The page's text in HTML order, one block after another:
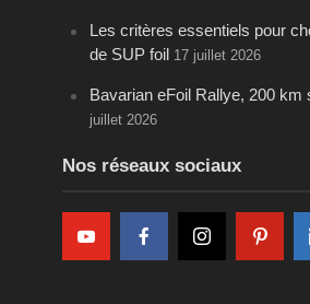
Les critères essentiels pour
de SUP foil 17 juillet 2026
Bavarian eFoil Rallye, 200 km
juillet 2026
Nos réseaux sociaux